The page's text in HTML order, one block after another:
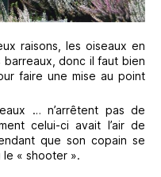
raisons, les oiseaux en
donc il faut bien
faire une mise au point
… n’arrêtent pas de
celui-ci avait l’air de
que son copain se
le « shooter ».